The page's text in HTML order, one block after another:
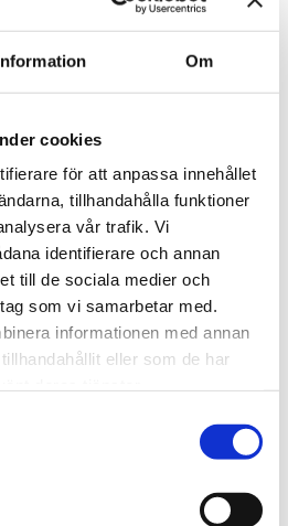
Om
cookies
för att anpassa innehållet
tillhandahålla funktioner
vår trafik. Vi
identifierare och annan
till de sociala medier och
som vi samarbetar med.
informationen med annan
eller som de har
Finns i lager
LHR15ES/KITADVANCED